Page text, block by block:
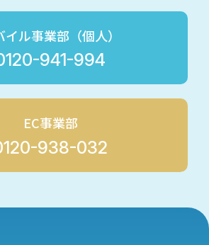
に、個人情報保護に対する重要性を理解さ
ため、教育計画及び教育資料に従い、継続
体制を適切に維持する為、コンプライアン
イル事業部（個人）
941-994
EC事業部
938-032